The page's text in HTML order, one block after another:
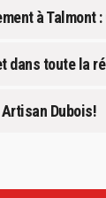
à Talmont
dans toute la
Dubois!